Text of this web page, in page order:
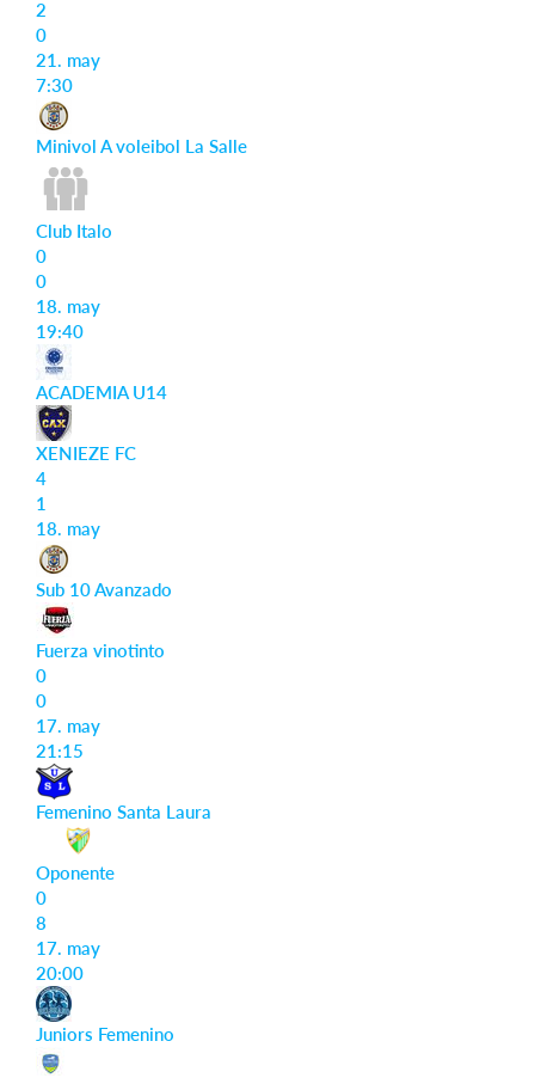
2
0
21. may
7:30
Minivol A voleibol La Salle
Club Italo
0
0
18. may
19:40
ACADEMIA U14
XENIEZE FC
4
1
18. may
Sub 10 Avanzado
Fuerza vinotinto
0
0
17. may
21:15
Femenino Santa Laura
Oponente
0
8
17. may
20:00
Juniors Femenino